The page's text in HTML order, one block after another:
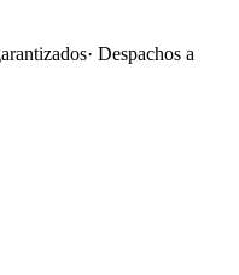
· Despachos a